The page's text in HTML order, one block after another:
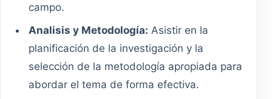
campo.
Analisis y Metodología: Asistir en la
planificación de la investigación y la
selección de la metodología apropiada para
abordar el tema de forma efectiva.